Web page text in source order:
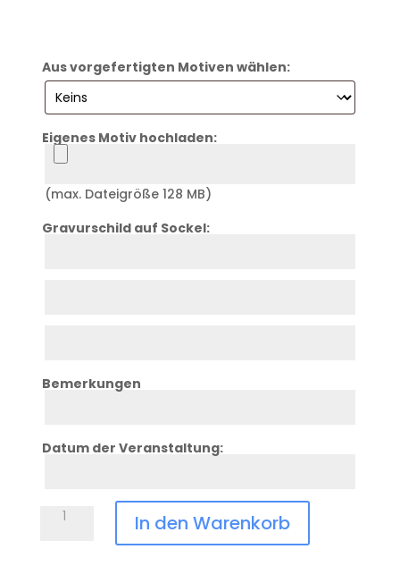
Aus vorgefertigten Motiven wählen:
Eigenes Motiv hochladen:
Logo
(max. Dateigröße 128 MB)
Gravurschild auf Sockel:
Bemerkungen
Datum der Veranstaltung:
Schiefer
In den Warenkorb